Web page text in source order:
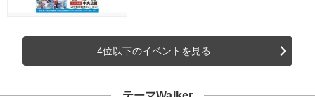
4位以下のイベントを見る